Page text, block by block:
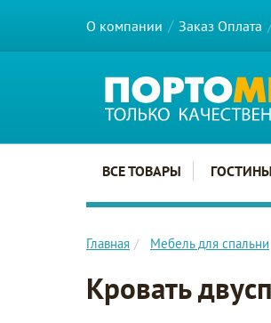
О компании Заказ Оплата
Главное меню сайта
ВСЕ ТОВАРЫ
Главная Мебель для спальни
Кровать